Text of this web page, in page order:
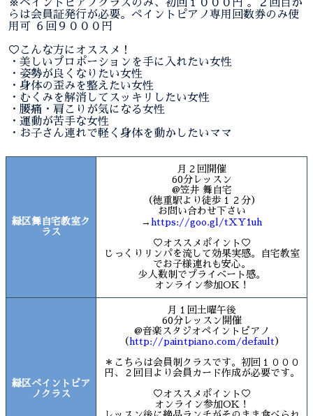
※ペイントピアノクラスのみ、初回１０００円 。２回目か
らは会員証発行が必要。ペイントピアノ専用回数券のみ使
用可 ６回９０００円
♡こんな方にオススメ！
・美しいプロポーションを手に入れたい女性
・姿勢が良くなりたい女性
・身体の歪みを整えたい女性
・むくみを解消してスッキリしたい女性
・腰痛・肩こりが気になる女性
・運動が苦手な女性
・お子さん連れで軽く身体を動かしたいママ
緑区舞自宅教室ク
ラス
月２回開催
60分レッスン
@笠井 舞自宅
（徳重駅より徒歩１２分）
お問い合わせ下さい
→ https://goo.gl/tXY1uh
♡オススメポイント♡
じっくりリンパを流して効果実感。自宅教室
でお子様連れも安心。
少人数制でプライベート感。
オンライン参加OK！
緑区ペイントピア
ノクラス
月１回土曜午後
60分レッスン開催
@音楽スタジオペイントピアノ
（http://paintpiano.com/default）
＊こちらは会員制クラスです。初回１０００
円、２回目より会員カード作成が必要です。
♡オススメポイント♡
オンライン参加OK！